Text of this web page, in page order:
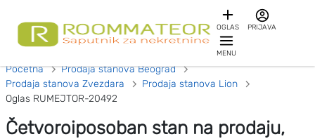
OGLAS PRIJAVA
MENU
Početna
Prodaja stanova Beograd
Prodaja stanova Zvezdara
Prodaja stanova Lion
Oglas RUMEJTOR-20492
Četvoroiposoban stan na prodaju,